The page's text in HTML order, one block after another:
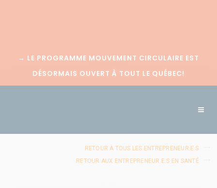
→ LE PROGRAMME MOUVEMENT CIRCULAIRE EST
DÉSORMAIS OUVERT À TOUT LE QUÉBEC!
RETOUR À TOUS LES ENTREPRENEUR.E.S
RETOUR AUX ENTREPRENEUR.E.S EN SANTÉ